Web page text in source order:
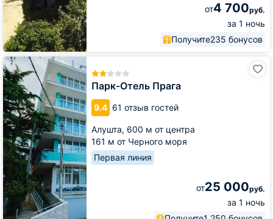
от4 700руб.
за 1 ночь
Получите235 бонусов
Парк-Отель Прага
9.4 61 отзыв гостей
Алушта, 600 м от центра
161 м от Черного моря
Первая линия
от25 000руб.
за 1 ночь
Парк-
Отель
Прага